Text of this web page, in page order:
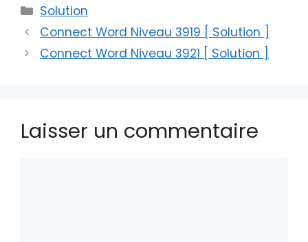
Catégories
Solution
Connect Word Niveau 3919 [ Solution ]
Connect Word Niveau 3921 [ Solution ]
Laisser un commentaire